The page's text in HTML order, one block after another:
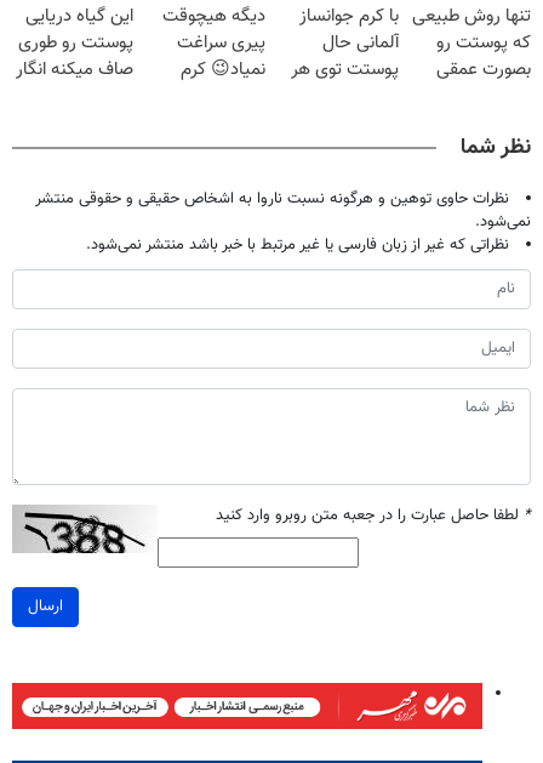
تخفیف ویژه
تنها روش طبیعی
که پوستت رو
بصورت عمقی
با کرم جوانساز
آلمانی حال
پوستت توی هر
دیگه هیچوقت
پیری سراغت
نمیاد😉 کرم
این گیاه دریایی
پوستت رو طوری
صاف میکنه انگار
نظر شما
نظرات حاوی توهین و هرگونه نسبت ناروا به اشخاص حقیقی و حقوقی منتشر
نمی‌شود.
نظراتی که غیر از زبان فارسی یا غیر مرتبط با خبر باشد منتشر نمی‌شود.
* لطفا حاصل عبارت را در جعبه متن روبرو وارد کنید
ارسال